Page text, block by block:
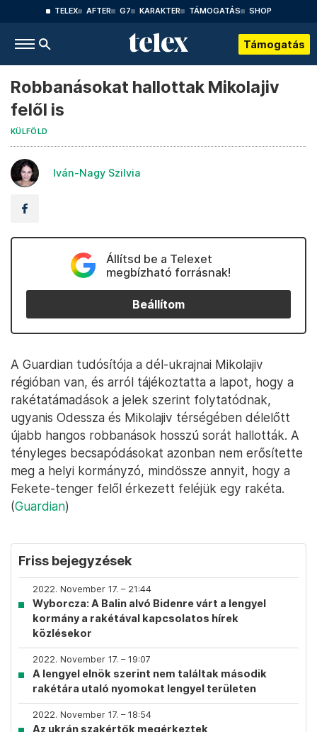
TELEX AFTER G7 KARAKTER TÁMOGATÁS SHOP
Támogatás
Robbanásokat hallottak Mikolajiv
felől is
KÜLFÖLD
Iván-Nagy Szilvia
Állítsd be a Telexet
megbízható forrásnak!
Beállítom
A Guardian tudósítója a dél-ukrajnai Mikolajiv
régióban van, és arról tájékoztatta a lapot, hogy a
rakétatámadások a jelek szerint folytatódnak,
ugyanis Odessza és Mikolajiv térségében délelőtt
újabb hangos robbanások hosszú sorát hallották. A
tényleges becsapódásokat azonban nem erősítette
meg a helyi kormányzó, mindössze annyit, hogy a
Fekete-tenger felől érkezett feléjük egy rakéta.
(Guardian)
Friss bejegyzések
2022. November 17. – 21:44
Wyborcza: A Balin alvó Bidenre várt a lengyel
kormány a rakétával kapcsolatos hírek
közlésekor
2022. November 17. – 19:07
A lengyel elnök szerint nem találtak második
rakétára utaló nyomokat lengyel területen
2022. November 17. – 18:54
Az ukrán szakértők megérkeztek